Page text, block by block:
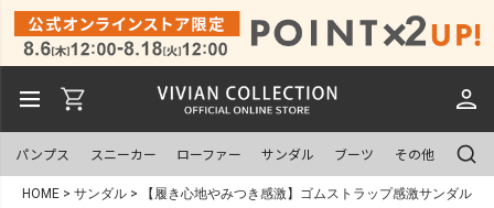
パンプス スニーカー ローファー サンダル ブーツ その他
HOME サンダル 【履き心地やみつき感激】ゴムストラップ感激サンダル